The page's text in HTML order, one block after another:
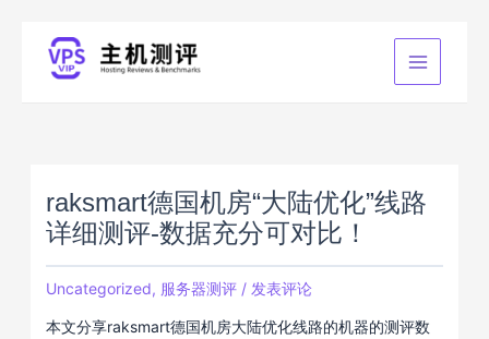
raksmart德国机房“大陆优化”线路
详细测评-数据充分可对比！
Uncategorized, 服务器测评/ 发表评论
本文分享raksmart德国机房大陆优化线路的机器的测评数